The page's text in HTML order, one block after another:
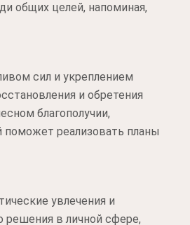
общих целей, напоминая,
сил и укреплением
и обретения
благополучии,
поможет реализовать планы
увлечения и
решения в личной сфере,